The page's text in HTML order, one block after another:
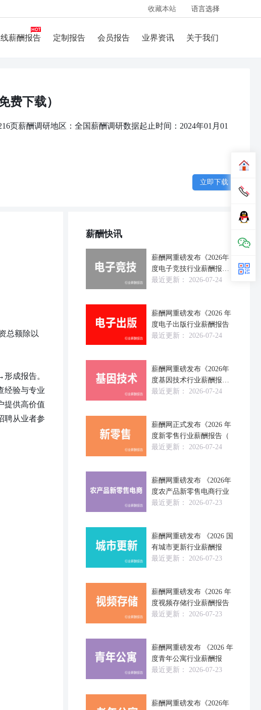
收藏本站 语言选择
薪酬报告 定制报告 会员报告 业界资讯 关于我们
费下载）
页薪酬调研地区：全国薪酬调研数据起止时间：2024年01月01
立即下载
总额除以
成报告。
经验与专业
提供高价值
聘从业者参
薪酬快讯
薪酬网重磅发布《2026年
度电子竞技行业薪酬报
告》
最近更新： 2026-07-24
薪酬网重磅发布《2026 年
度电子出版行业薪酬报告
最近更新： 2026-07-24
薪酬网重磅发布《2026年
度基因技术行业薪酬报告
（
最近更新： 2026-07-24
薪酬网正式发布《2026 年
度新零售行业薪酬报告（
最近更新： 2026-07-24
薪酬网重磅发布 《2026年
度农产品新零售电商行业
最近更新： 2026-07-23
薪酬网重磅发布 《2026 国
有城市更新行业薪酬报
最近更新： 2026-07-23
薪酬网重磅发布《2026 年
度视频存储行业薪酬报告
最近更新： 2026-07-23
薪酬网重磅发布 《2026 年
度青年公寓行业薪酬报
最近更新： 2026-07-23
薪酬网重磅发布《2026年